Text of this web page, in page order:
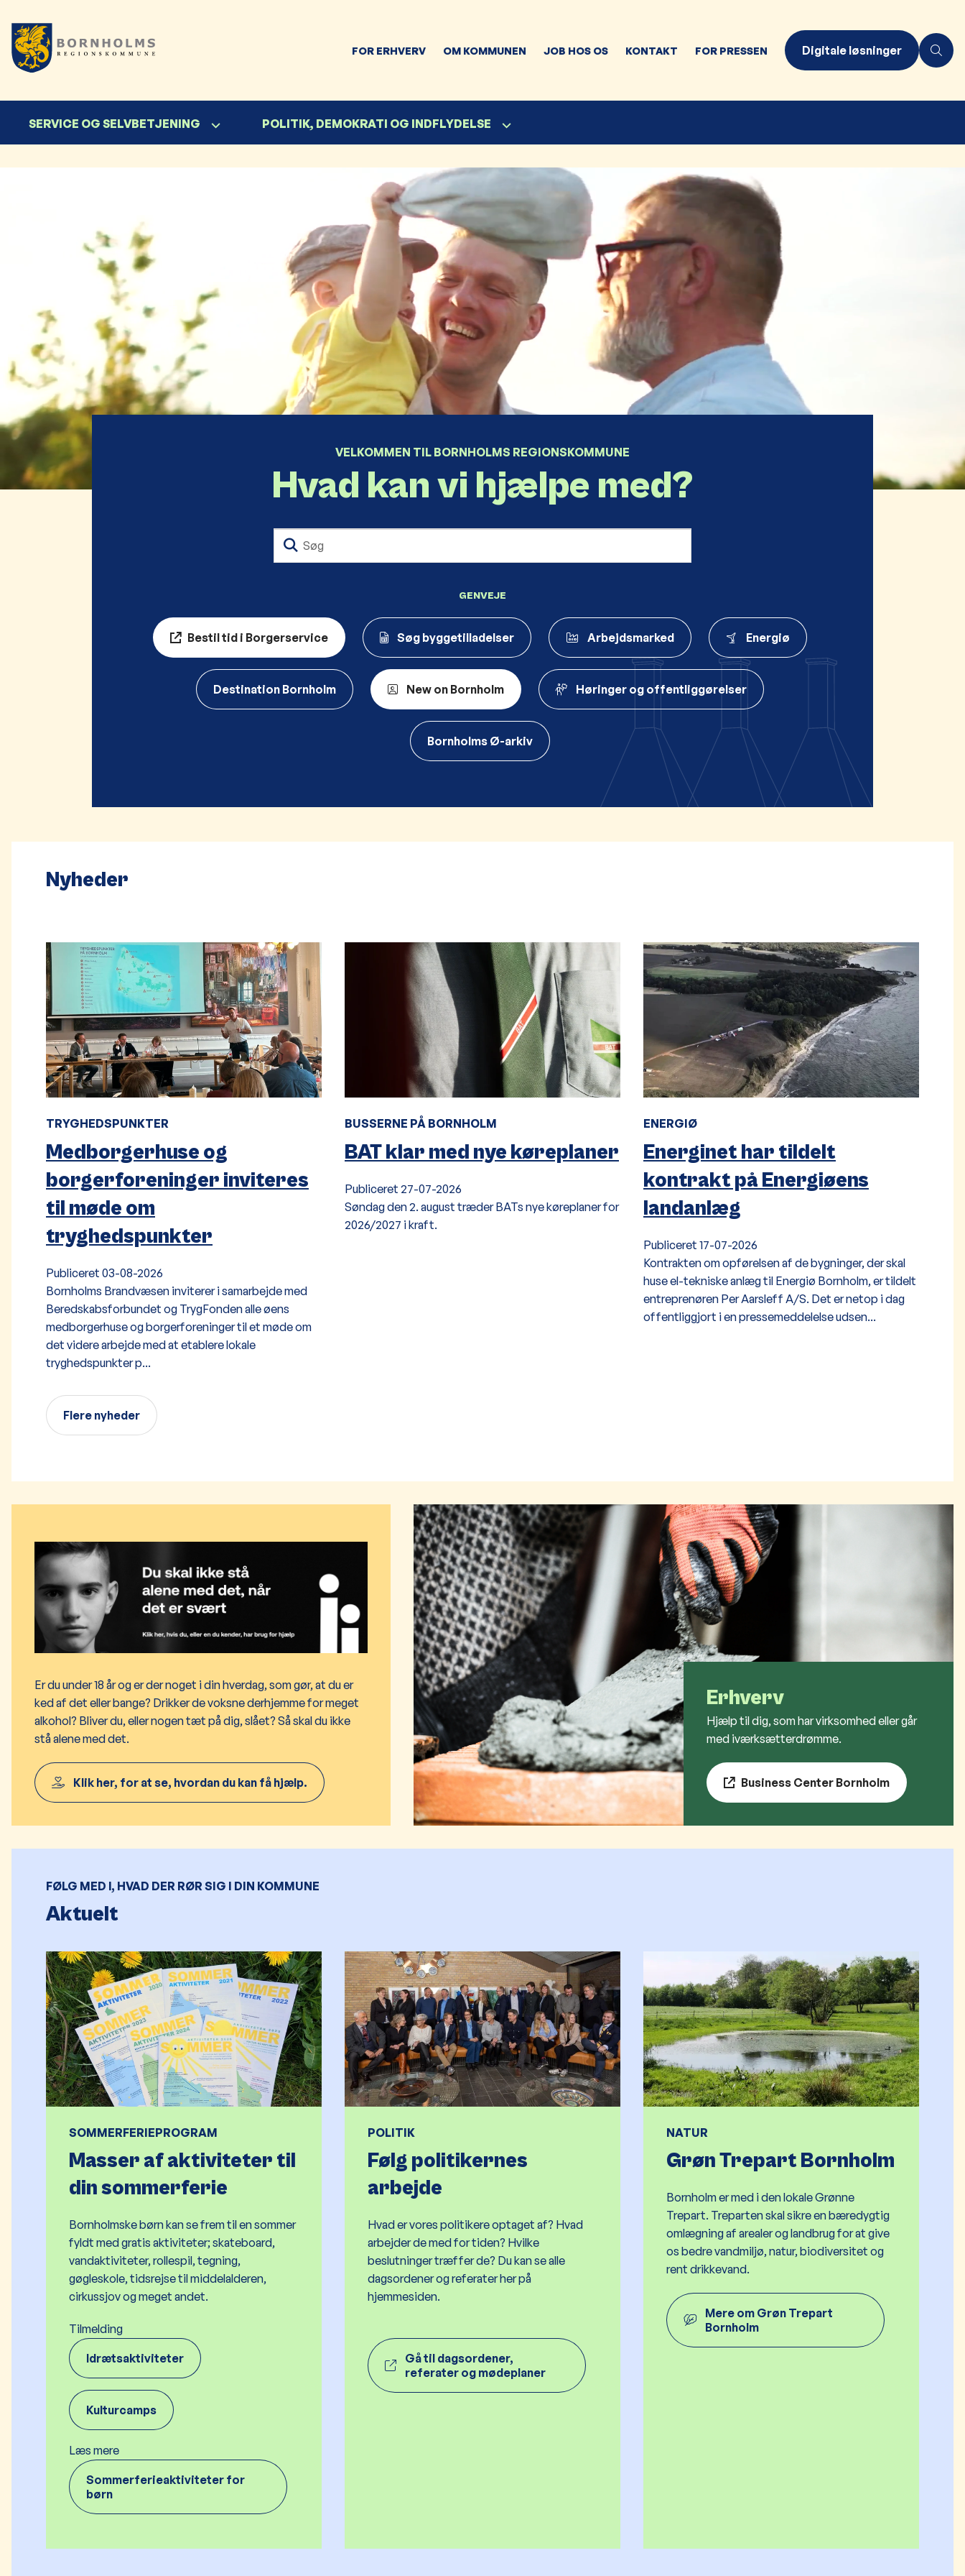
FOR ERHVERV OM KOMMUNEN JOB HOS OS KONTAKT FOR PRESSEN Digitale løsninger
SERVICE OG SELVBETJENING POLITIK, DEMOKRATI OG INDFLYDELSE
VELKOMMEN TIL BORNHOLMS REGIONSKOMMUNE
Hvad kan vi hjælpe med?
GENVEJE
Bestil tid i Borgerservice Søg byggetilladelser Arbejdsmarked Energiø
Destination Bornholm New on Bornholm Høringer og offentliggørelser
Bornholms Ø-arkiv
Nyheder
TRYGHEDSPUNKTER
Medborgerhuse og
borgerforeninger inviteres
til møde om
tryghedspunkter
Publiceret 03-08-2026
Bornholms Brandvæsen inviterer i samarbejde med
Beredskabsforbundet og TrygFonden alle øens
medborgerhuse og borgerforeninger til et møde om
det videre arbejde med at etablere lokale
tryghedspunkter p...
BUSSERNE PÅ BORNHOLM
BAT klar med nye køreplaner
Publiceret 27-07-2026
Søndag den 2. august træder BATs nye køreplaner for
2026/2027 i kraft.
ENERGIØ
Energinet har tildelt
kontrakt på Energiøens
landanlæg
Publiceret 17-07-2026
Kontrakten om opførelsen af de bygninger, der skal
huse el-tekniske anlæg til Energiø Bornholm, er tildelt
entreprenøren Per Aarsleff A/S. Det er netop i dag
offentliggjort i en pressemeddelelse udsen...
Flere nyheder
Er du under 18 år og er der noget i din hverdag, som gør, at du er
ked af det eller bange? Drikker de voksne derhjemme for meget
alkohol? Bliver du, eller nogen tæt på dig, slået? Så skal du ikke
stå alene med det.
Klik her, for at se, hvordan du kan få hjælp.
Erhverv
Hjælp til dig, som har virksomhed eller går
med iværksætterdrømme.
Business Center Bornholm
FØLG MED I, HVAD DER RØR SIG I DIN KOMMUNE
Aktuelt
SOMMERFERIEPROGRAM
Masser af aktiviteter til
din sommerferie
Bornholmske børn kan se frem til en sommer
fyldt med gratis aktiviteter; skateboard,
vandaktiviteter, rollespil, tegning,
gøgleskole, tidsrejse til middelalderen,
cirkussjov og meget andet.
Tilmelding
Idrætsaktiviteter
Kulturcamps
Læs mere
Sommerferieaktiviteter for
børn
POLITIK
Følg politikernes
arbejde
Hvad er vores politikere optaget af? Hvad
arbejder de med for tiden? Hvilke
beslutninger træffer de? Du kan se alle
dagsordener og referater her på
hjemmesiden.
Gå til dagsordener,
referater og mødeplaner
NATUR
Grøn Trepart Bornholm
Bornholm er med i den lokale Grønne
Trepart. Treparten skal sikre en bæredygtig
omlægning af arealer og landbrug for at give
os bedre vandmiljø, natur, biodiversitet og
rent drikkevand.
Mere om Grøn Trepart
Bornholm